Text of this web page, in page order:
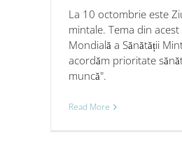
La 10 octombrie este
mintale. Tema din
Mondială a Sănătății
acordăm prioritate
muncă".
Read More